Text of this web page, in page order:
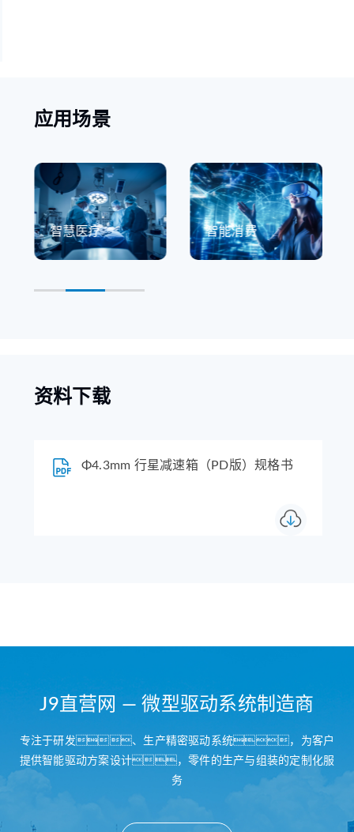
应用场景
智慧医疗 智能消费
资料下载
Φ4.3mm 行星减速箱（PD版）规格书
J9直营网 — 微型驱动系统制造商
专注于研发、生产精密驱动系统，为客户
提供智能驱动方案设计，零件的生产与组装的定制化服
务